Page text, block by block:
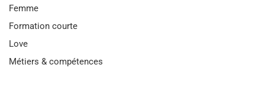
Femme
Formation courte
Love
Métiers & compétences